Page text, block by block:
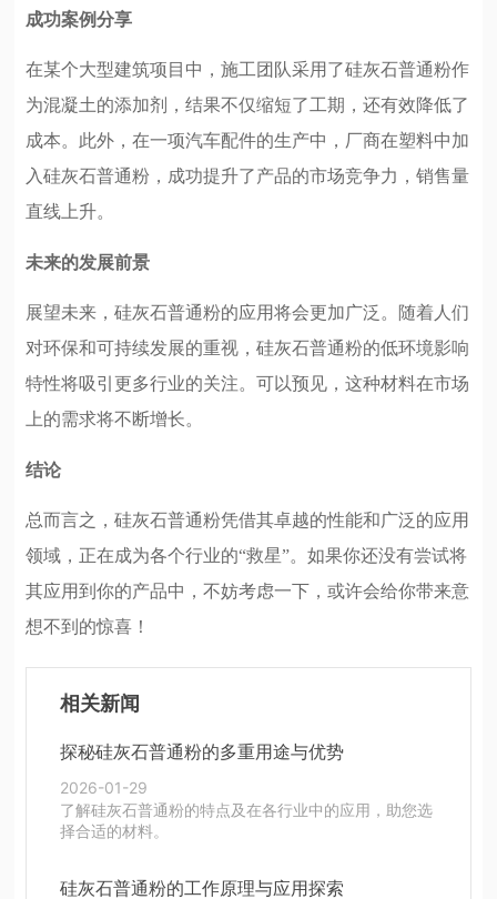
成功案例分享
在某个大型建筑项目中，施工团队采用了硅灰石普通粉作
为混凝土的添加剂，结果不仅缩短了工期，还有效降低了
成本。此外，在一项汽车配件的生产中，厂商在塑料中加
入硅灰石普通粉，成功提升了产品的市场竞争力，销售量
直线上升。
未来的发展前景
展望未来，硅灰石普通粉的应用将会更加广泛。随着人们
对环保和可持续发展的重视，硅灰石普通粉的低环境影响
特性将吸引更多行业的关注。可以预见，这种材料在市场
上的需求将不断增长。
结论
总而言之，硅灰石普通粉凭借其卓越的性能和广泛的应用
领域，正在成为各个行业的“救星”。如果你还没有尝试将
其应用到你的产品中，不妨考虑一下，或许会给你带来意
想不到的惊喜！
相关新闻
探秘硅灰石普通粉的多重用途与优势
2026-01-29
了解硅灰石普通粉的特点及在各行业中的应用，助您选
择合适的材料。
硅灰石普通粉的工作原理与应用探索